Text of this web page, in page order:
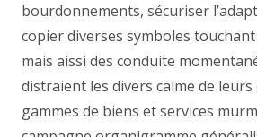
bourdonnements, sécuriser
copier diverses symboles
mais aissi des conduite
distraient les divers calme de
gammes de biens et services